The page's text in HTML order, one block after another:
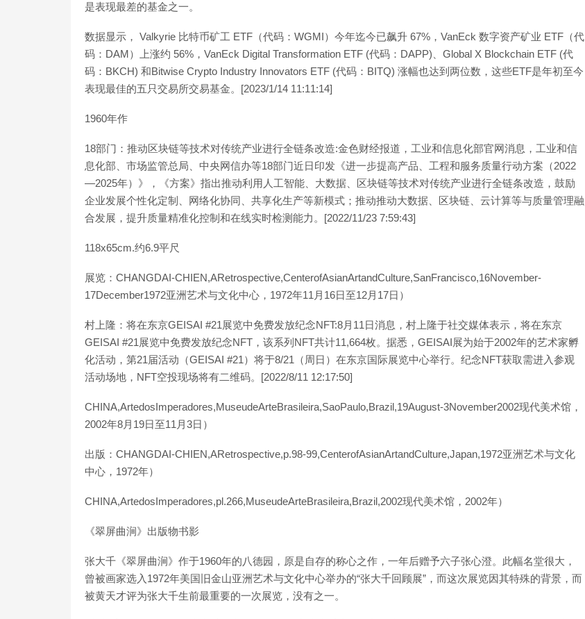
是表现最差的基金之一。
数据显示， Valkyrie 比特币矿工 ETF（代码：WGMI）今年迄今已飙升 67%，VanEck 数字资产矿业 ETF（代
码：DAM）上涨约 56%，VanEck Digital Transformation ETF (代码：DAPP)、Global X Blockchain ETF (代
码：BKCH) 和Bitwise Crypto Industry Innovators ETF (代码：BITQ) 涨幅也达到两位数，这些ETF是年初至今
表现最佳的五只交易所交易基金。[2023/1/14 11:11:14]
1960年作
18部门：推动区块链等技术对传统产业进行全链条改造:金色财经报道，工业和信息化部官网消息，工业和信
息化部、市场监管总局、中央网信办等18部门近日印发《进一步提高产品、工程和服务质量行动方案（2022
—2025年）》，《方案》指出推动利用人工智能、大数据、区块链等技术对传统产业进行全链条改造，鼓励
企业发展个性化定制、网络化协同、共享化生产等新模式；推动推动大数据、区块链、云计算等与质量管理融
合发展，提升质量精准化控制和在线实时检测能力。[2022/11/23 7:59:43]
118x65cm.约6.9平尺
展览：CHANGDAI-CHIEN,ARetrospective,CenterofAsianArtandCulture,SanFrancisco,16November-
17December1972亚洲艺术与文化中心，1972年11月16日至12月17日）
村上隆：将在东京GEISAI #21展览中免费发放纪念NFT:8月11日消息，村上隆于社交媒体表示，将在东京
GEISAI #21展览中免费发放纪念NFT，该系列NFT共计11,664枚。据悉，GEISAI展为始于2002年的艺术家孵
化活动，第21届活动（GEISAI #21）将于8/21（周日）在东京国际展览中心举行。纪念NFT获取需进入参观
活动场地，NFT空投现场将有二维码。[2022/8/11 12:17:50]
CHINA,ArtedosImperadores,MuseudeArteBrasileira,SaoPaulo,Brazil,19August-3November2002现代美术馆，
2002年8月19日至11月3日）
出版：CHANGDAI-CHIEN,ARetrospective,p.98-99,CenterofAsianArtandCulture,Japan,1972亚洲艺术与文化
中心，1972年）
CHINA,ArtedosImperadores,pl.266,MuseudeArteBrasileira,Brazil,2002现代美术馆，2002年）
《翠屏曲涧》出版物书影
张大千《翠屏曲涧》作于1960年的八德园，原是自存的称心之作，一年后赠予六子张心澄。此幅名堂很大，
曾被画家选入1972年美国旧金山亚洲艺术与文化中心举办的“张大千回顾展”，而这次展览因其特殊的背景，而
被黄天才评为张大千生前最重要的一次展览，没有之一。